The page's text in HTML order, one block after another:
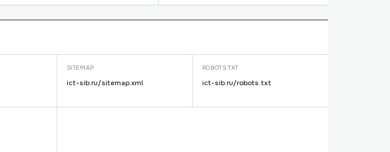
SITEMAP
ict-sib.ru/sitemap.xml
ROBOTS.TXT
ict-sib.ru/robots.txt